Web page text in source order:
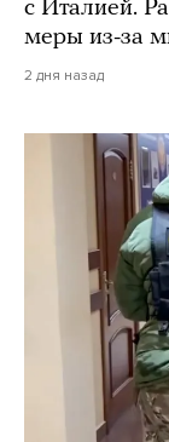
с Италией.
меры из-за
2 дня назад